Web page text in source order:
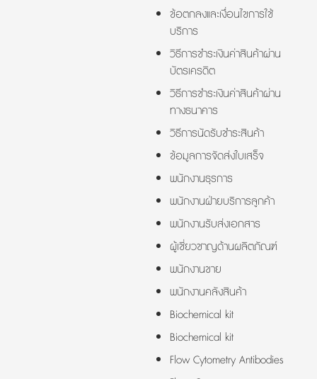
ข้อตกลงและเงื่อนไขการใช้
บริการ
วิธีการชำระเงินค่าสินค้าผ่าน
บัตรเครดิต
วิธีการชำระเงินค่าสินค้าผ่าน
ทางธนาคาร
วิธีการนัดรับชำระสินค้า
ข้อมูลการจัดส่งใบเสร็จ
พนักงานธุรการ
พนักงานฝ่ายบริการลูกค้า
พนักงานรับส่งเอกสาร
ผู้เชี่ยวชาญด้านผลิตภัณฑ์
พนักงานขาย
พนักงานคลังสินค้า
Biochemical kit
Biochemical kit
Flow Cytometry Antibodies